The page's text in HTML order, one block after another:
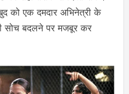
को एक दमदार अभिनेत्री के
सोच बदलने पर मजबूर कर